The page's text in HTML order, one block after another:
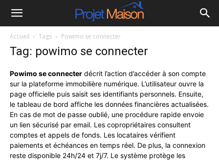
Projet
maison
Accueil Tags Powimo se connecter
Tag: powimo se connecter
Powimo se connecter décrit l’action d’accéder à son compte
sur la plateforme immobilière numérique. L’utilisateur ouvre la
page officielle puis saisit ses identifiants personnels. Ensuite,
le tableau de bord affiche les données financières actualisées.
En cas de mot de passe oublié, une procédure rapide envoie
un lien sécurisé par email. Les copropriétaires consultent
comptes et appels de fonds. Les locataires vérifient
paiements et échéances en temps réel. De plus, la connexion
reste disponible 24h/24 et 7j/7. Le système protège les